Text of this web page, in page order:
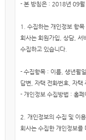
- 본 방침은 : 2018년 09월
1. 수집하는 개인정보 항목
회사는 회원가입, 상담, 서
수집하고 있습니다.
- 수집항목 : 이름, 생년월
답변, 자택 전화번호, 자택
- 개인정보 수집방법 : 홈
2. 개인정보의 수집 및 이
회사는 수집한 개인정보를